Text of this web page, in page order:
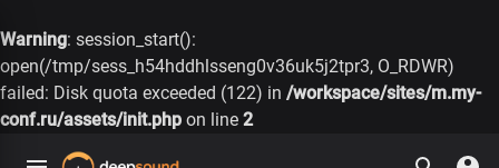
Warning: session_start():
open(/tmp/sess_h54hddhlsseng0v36uk5j2tpr3, O_RDWR)
failed: Disk quota exceeded (122) in /workspace/sites/m.my-
conf.ru/assets/init.php on line 2